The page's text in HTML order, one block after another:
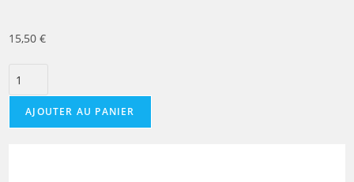
15,50€
quantité
de
métiers
AJOUTER AU PANIER